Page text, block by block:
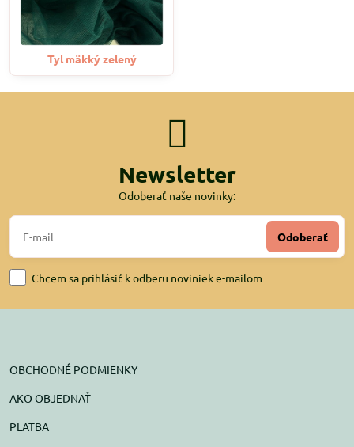
Tyl mäkký zelený
Newsletter
Odoberať naše novinky:
Odoberať
Chcem sa prihlásiť k odberu noviniek e-mailom
OBCHODNÉ PODMIENKY
AKO OBJEDNAŤ
PLATBA